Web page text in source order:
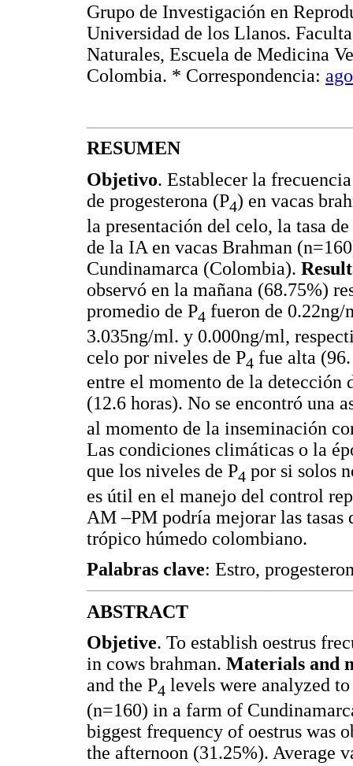
Grupo de Investigación en
Universidad de los Llanos.
Naturales, Escuela de Medicina
Colombia. * Correspondencia:
RESUMEN
Objetivo. Establecer la
de progesterona (P4) en vacas
la presentación del celo, la tasa
de la IA en vacas Brahman
Cundinamarca (Colombia).
observó en la mañana (68.75%)
promedio de P4 fueron de
3.035ng/ml. y 0.000ng/ml,
celo por niveles de P4 fue alta
entre el momento de la detección
(12.6 horas). No se encontró una
al momento de la inseminación
Las condiciones climáticas o la
que los niveles de P4 por si solos
es útil en el manejo del control
AM –PM podría mejorar las
trópico húmedo colombiano.
Palabras clave: Estro,
ABSTRACT
Objetive. To establish oestrus
in cows brahman. Materials and
and the P4 levels were analyzed
(n=160) in a farm of
biggest frequency of oestrus was
the afternoon (31.25%). Average